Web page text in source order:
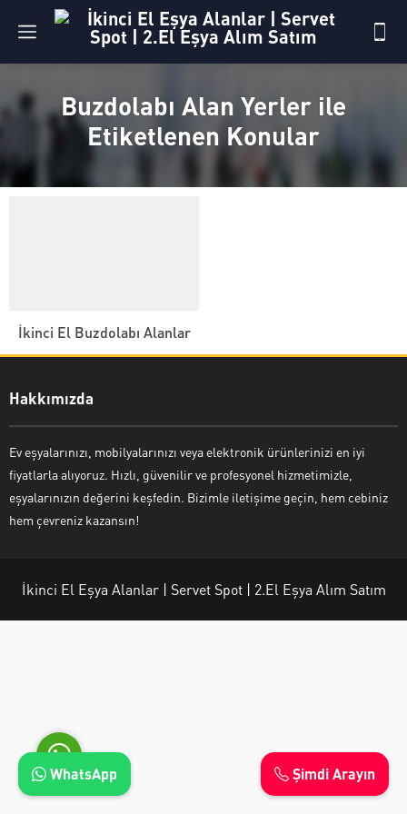
Buzdolabı Alan Yerler ile
Etiketlenen Konular
İkinci El Buzdolabı Alanlar
Hakkımızda
Ev eşyalarınızı, mobilyalarınızı veya elektronik ürünlerinizi en iyi
fiyatlarla alıyoruz. Hızlı, güvenilir ve profesyonel hizmetimizle,
eşyalarınızın değerini keşfedin. Bizimle iletişime geçin, hem cebiniz
hem çevreniz kazansın!
İkinci El Eşya Alanlar | Servet Spot | 2.El Eşya Alım Satım
Ayşe Yılmaz
Şimdi Arayın
WhatsApp